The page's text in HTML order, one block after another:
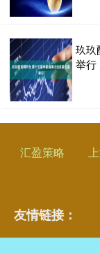
玖玖
举行
汇盈策略
友情链接：